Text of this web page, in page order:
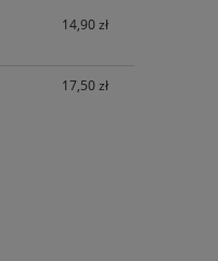
14,90 zł
17,50 zł